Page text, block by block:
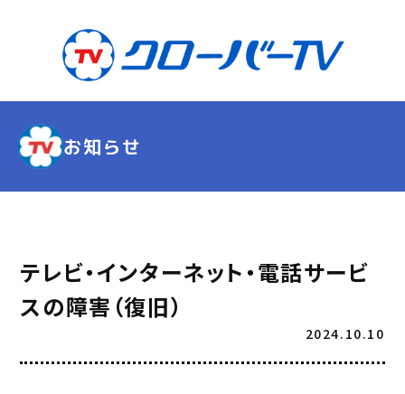
お知らせ
テレビ・インターネット・電話サービ
スの障害（復旧）
2024.10.10